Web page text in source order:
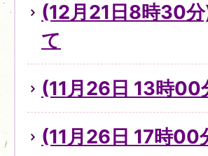
(12月21日8時30
て
(11月26日 13時00
(11月26日 17時00